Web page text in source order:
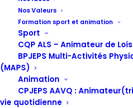
Nos Valeurs
Formation sport et animation
Sport
CQP ALS – Animateur de
BPJEPS Multi-Activités
(MAPS)
Animation
CPJEPS AAVQ :
vie quotidienne
La compétition de robotique
grand pas. Elle se déroulera cette
Depuis deux ans, la ligue de
Aquitaine s’est engagée dans le
Robocup Junior et accompagne
avec les Fédérations